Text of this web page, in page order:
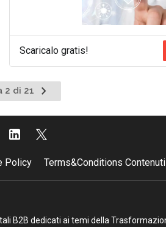
Scaricalo gratis!
2 di 21
Pagina
successiva
Policy Terms&Conditions
B2B dedicati ai temi della